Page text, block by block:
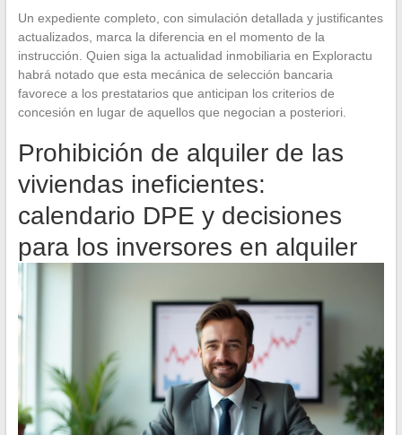
Un expediente completo, con simulación detallada y justificantes
actualizados, marca la diferencia en el momento de la
instrucción. Quien siga la actualidad inmobiliaria en Exploractu
habrá notado que esta mecánica de selección bancaria
favorece a los prestatarios que anticipan los criterios de
concesión en lugar de aquellos que negocian a posteriori.
Prohibición de alquiler de las
viviendas ineficientes:
calendario DPE y decisiones
para los inversores en alquiler